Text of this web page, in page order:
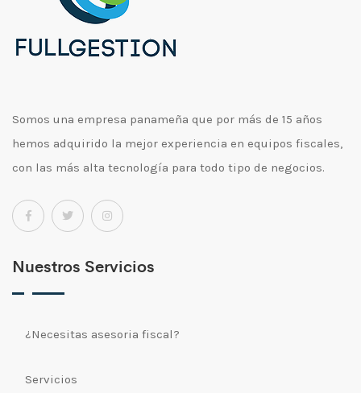
Somos una empresa panameña que por más de 15 años
hemos adquirido la mejor experiencia en equipos fiscales,
con las más alta tecnología para todo tipo de negocios.
Nuestros Servicios
¿Necesitas asesoria fiscal?
Servicios